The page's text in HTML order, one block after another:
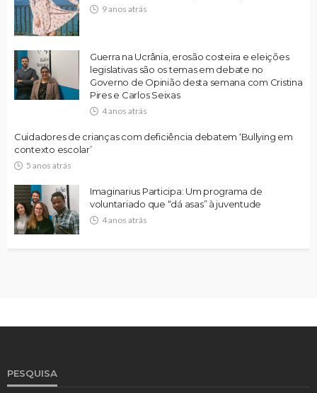
9 anos atrás
Guerra na Ucrânia, erosão costeira e eleições
legislativas são os temas em debate no
Governo de Opinião desta semana com Cristina
Pires e Carlos Seixas
4 anos atrás
Cuidadores de crianças com deficiência debatem ‘Bullying em
contexto escolar’
5 anos atrás
Imaginarius Participa: Um programa de
voluntariado que “dá asas” à juventude
4 anos atrás
PESQUISA